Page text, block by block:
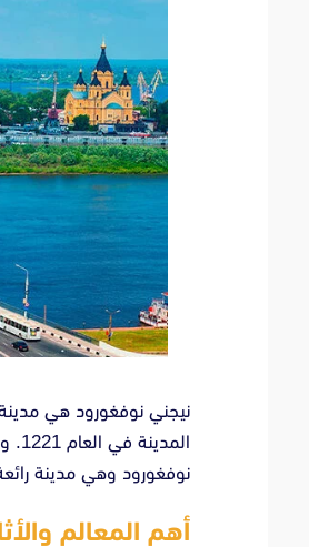
نيجني نوفغورود هي
نوفغورود وهي مدينة
أهم المعالم